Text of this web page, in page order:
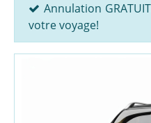
Annulation
votre voyage!